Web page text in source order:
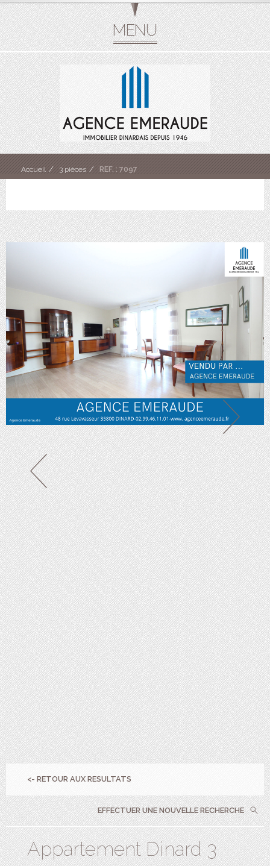
Accueil 3 pièces REF. : 7097
<- RETOUR AUX RESULTATS
EFFECTUER UNE NOUVELLE RECHERCHE
Appartement Dinard 3